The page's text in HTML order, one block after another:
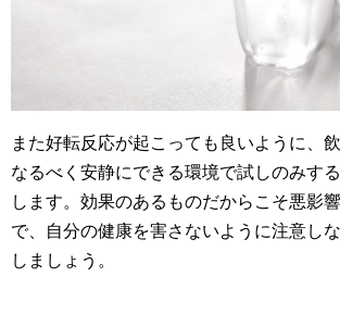
また好転反応が起こっても良いように、
なるべく安静にできる環境で試しのみす
します。効果のあるものだからこそ悪影
で、自分の健康を害さないように注意し
しましょう。